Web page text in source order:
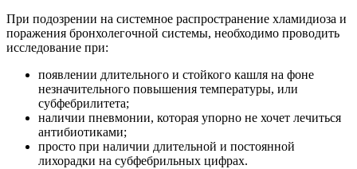
При подозрении на системное распространение хламидиоза и
поражения бронхолегочной системы, необходимо проводить
исследование при:
появлении длительного и стойкого кашля на фоне
незначительного повышения температуры, или
субфебрилитета;
наличии пневмонии, которая упорно не хочет лечиться
антибиотиками;
просто при наличии длительной и постоянной
лихорадки на субфебрильных цифрах.